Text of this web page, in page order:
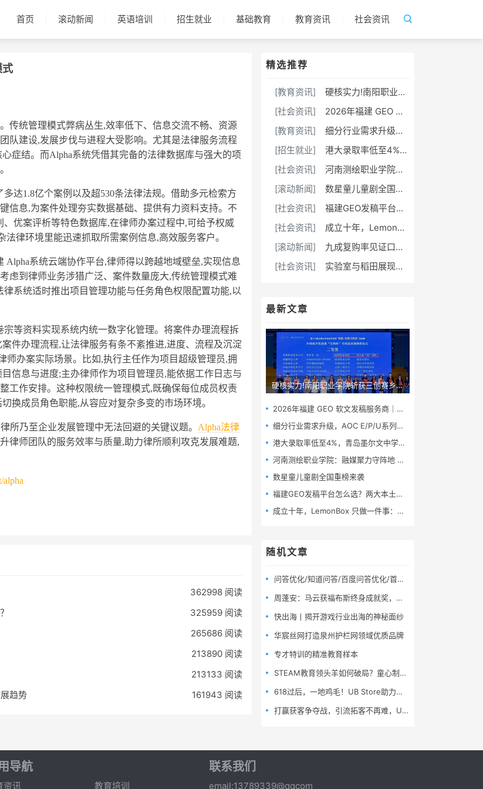
首页 滚动新闻 英语培训 招生就业 基础教育 教育资讯 社会资讯
式
传统管理模式弊病丛生,效率低下、信息交流不畅、资源
队建设,发展步伐与进程大受影响。尤其是法律服务流程
症结。而Alpha系统凭借其完备的法律数据库与强大的项
达1.8亿个案例以及超530条法律法规。借助多元检索方
信息,为案件处理夯实数据基础、提供有力资料支持。不
优案评析等特色数据库,在律师办案过程中,可给予权威
律环境里能迅速抓取所需案例信息,高效服务客户。
系统云端协作平台,律师得以跨越地域壁垒,实现信息
虑到律师业务涉猎广泛、案件数量庞大,传统管理模式难
系统适时推出项目管理功能与任务角色权限配置功能,以
等资料实现系统内统一数字化管理。将案件办理流程拆
件办理流程,让法律服务有条不紊推进,进度、流程及沉淀
办案实际场景。比如,执行主任作为项目超级管理员,拥
信息与进度;主办律师作为项目管理员,能依据工作日志与
工作安排。这种权限统一管理模式,既确保每位成员权责
换成员角色职能,从容应对复杂多变的市场环境。
所乃至企业发展管理中无法回避的关键议题。 Alpha法律
律师团队的服务效率与质量,助力律所顺利攻克发展难题,
alpha
362998 阅读
325959 阅读
265686 阅读
213890 阅读
213133 阅读
趋势
161943 阅读
精选推荐
[教育资讯]
硬核实力!南阳职业学院斩获三创赛乡村振兴实战赛全国二等奖
[社会资讯]
2026年福建 GEO 软文发稿服务商｜慧品宣：以 AI 技术赋能品牌全域传播
[教育资讯]
细分行业需求升级，AOC E/P/U系列打造全场景商用显示解决方案
[招生就业]
港大录取率低至4%，青岛墨尔文中学逆势拿下24封港校TOP5录取
[社会资讯]
河南测绘职业学院：融媒聚力守阵地 数字赋能育新人
[滚动新闻]
数星童儿童剧全国重榜来袭
[社会资讯]
福建GEO发稿平台怎么选？两大本土合规推广平台实测推荐
[社会资讯]
​成立十年，LemonBox 只做一件事：定制营养
[滚动新闻]
九成复购率见证口碑，高校展区重磅扩容——高交会首次为职业院校敞开“专属通道”
[社会资讯]
实验室与稻田展现的青春色彩
最新文章
硬核实力!南阳职业学院斩获三创赛乡村振兴实战赛全国二等奖
2026年福建 GEO 软文发稿服务商｜慧品宣：以 AI 技术赋能品牌全域传播
细分行业需求升级，AOC E/P/U系列打造全场景商用显示解决方案
港大录取率低至4%，青岛墨尔文中学逆势拿下24封港校TOP5录取
河南测绘职业学院：融媒聚力守阵地 数字赋能育新人
数星童儿童剧全国重榜来袭
福建GEO发稿平台怎么选？两大本土合规推广平台实测推荐
​成立十年，LemonBox 只做一件事：定制营养
随机文章
问答优化/知道问答/百度问答优化/首页展现优化/问答推广/问答营销
周蓬安：马云获福布斯终身成就奖，实至名归
快出海丨揭开游戏行业出海的神秘面纱
华宸丝网打造泉州护栏网领域优质品牌
专才特训的精准教育样本
STEAM教育领头羊如何破局？童心制物7周年推出三款C端家庭教育新品
618过后，一地鸡毛！UB Store助力商家“善后”
打赢获客争夺战，引流拓客不再难，UB Store有绝招
导航
资讯 教育培训
联系我们
email:13789339@qqcom